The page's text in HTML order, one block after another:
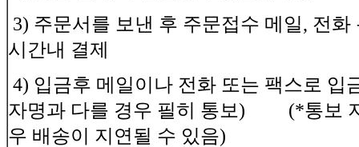
3) 주문서를 보낸 후 주문접수 메일, 전
시간내 결제
4) 입금후 메일이나 전화 또는 팩스로 입
자명과 다를 경우 필히 통보) (*통보
우 배송이 지연될 수 있음)